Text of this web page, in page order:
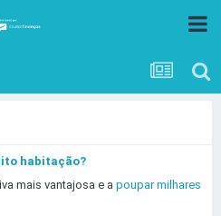
habitação?
mais vantajosa e a poupar milhares